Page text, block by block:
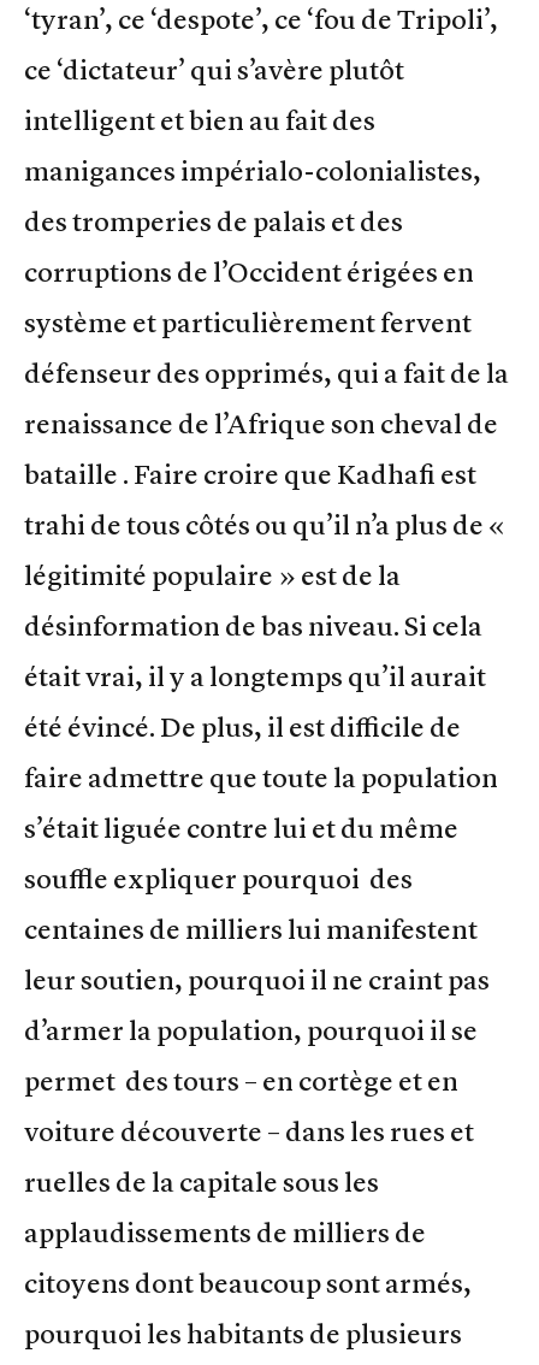
‘tyran’, ce ‘despote’, ce ‘fou de Tripoli’,
ce ‘dictateur’ qui s’avère plutôt
intelligent et bien au fait des
manigances impérialo-colonialistes,
des tromperies de palais et des
corruptions de l’Occident érigées en
système et particulièrement fervent
défenseur des opprimés, qui a fait de la
renaissance de l’Afrique son cheval de
bataille . Faire croire que Kadhafi est
trahi de tous côtés ou qu’il n’a plus de «
légitimité populaire » est de la
désinformation de bas niveau. Si cela
était vrai, il y a longtemps qu’il aurait
été évincé. De plus, il est difficile de
faire admettre que toute la population
s’était liguée contre lui et du même
souffle expliquer pourquoi des
centaines de milliers lui manifestent
leur soutien, pourquoi il ne craint pas
d’armer la population, pourquoi il se
permet des tours – en cortège et en
voiture découverte – dans les rues et
ruelles de la capitale sous les
applaudissements de milliers de
citoyens dont beaucoup sont armés,
pourquoi les habitants de plusieurs